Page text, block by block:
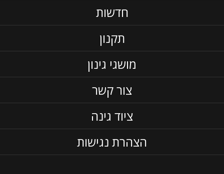
חדשות
תקנון
מושגי גינון
צור קשר
ציוד גינה
הצהרת נגישות